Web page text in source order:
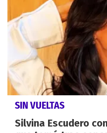
SIN VUELTAS
Silvina Escudero